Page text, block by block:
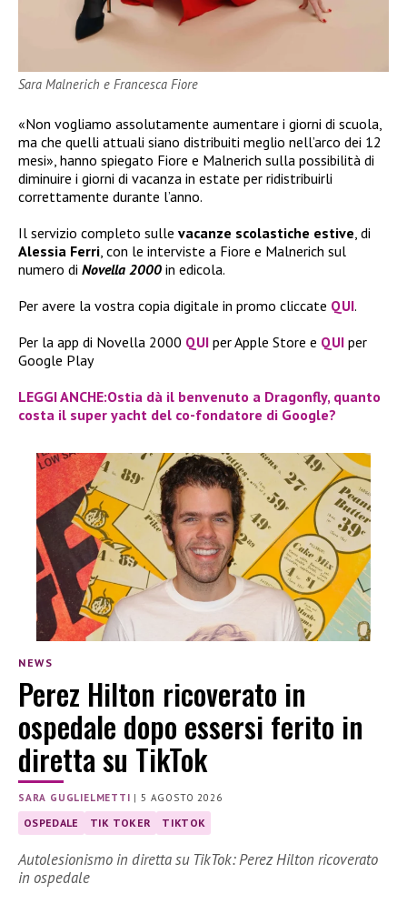
Sara Malnerich e Francesca Fiore
«Non vogliamo assolutamente aumentare i giorni di scuola,
ma che quelli attuali siano distribuiti meglio nell’arco dei 12
mesi», hanno spiegato Fiore e Malnerich sulla possibilità di
diminuire i giorni di vacanza in estate per ridistribuirli
correttamente durante l’anno.
Il servizio completo sulle vacanze scolastiche estive, di
Alessia Ferri, con le interviste a Fiore e Malnerich sul
numero di Novella 2000 in edicola.
Per avere la vostra copia digitale in promo cliccate QUI.
Per la app di Novella 2000 QUI per Apple Store e QUI per
Google Play
LEGGI ANCHE:Ostia dà il benvenuto a Dragonfly, quanto
costa il super yacht del co-fondatore di Google?
NEWS
Perez Hilton ricoverato in
ospedale dopo essersi ferito in
diretta su TikTok
SARA GUGLIELMETTI |5 AGOSTO 2026
OSPEDALE TIK TOKER TIKTOK
Autolesionismo in diretta su TikTok: Perez Hilton ricoverato
in ospedale